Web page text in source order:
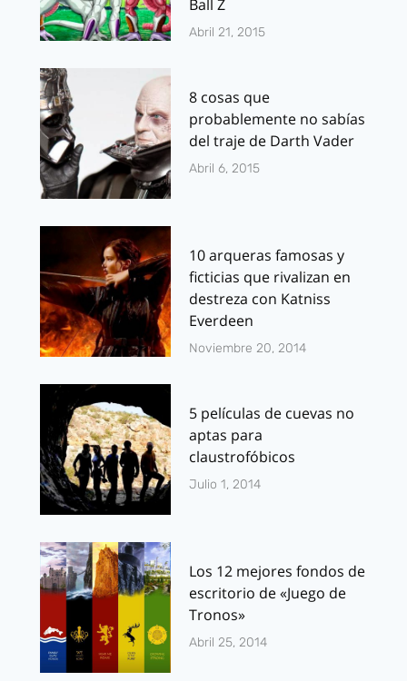
Ball Z
Abril 21, 2015
8 cosas que
probablemente no sabías
del traje de Darth Vader
Abril 6, 2015
10 arqueras famosas y
ficticias que rivalizan en
destreza con Katniss
Everdeen
Noviembre 20, 2014
5 películas de cuevas no
aptas para
claustrofóbicos
Julio 1, 2014
Los 12 mejores fondos de
escritorio de «Juego de
Tronos»
Abril 25, 2014